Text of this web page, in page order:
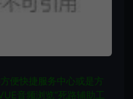
便快捷服务中心或是方
音频浏览”死路辅助工